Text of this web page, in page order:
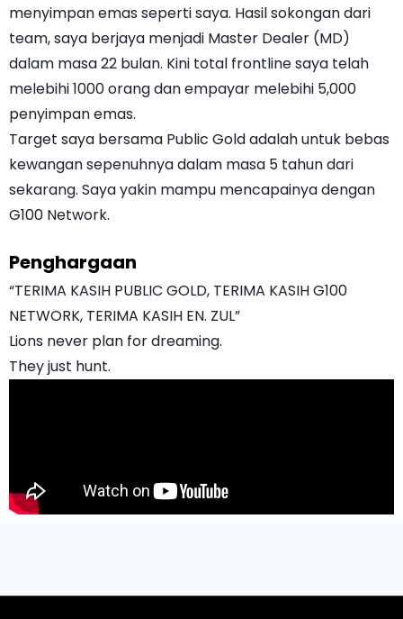
menyimpan emas seperti saya. Hasil sokongan dari
team, saya berjaya menjadi Master Dealer (MD)
dalam masa 22 bulan. Kini total frontline saya telah
melebihi 1000 orang dan empayar melebihi 5,000
penyimpan emas.
Target saya bersama Public Gold adalah untuk bebas
kewangan sepenuhnya dalam masa 5 tahun dari
sekarang. Saya yakin mampu mencapainya dengan
G100 Network.
Penghargaan
“TERIMA KASIH PUBLIC GOLD, TERIMA KASIH G100
NETWORK, TERIMA KASIH EN. ZUL”
Lions never plan for dreaming.
They just hunt.